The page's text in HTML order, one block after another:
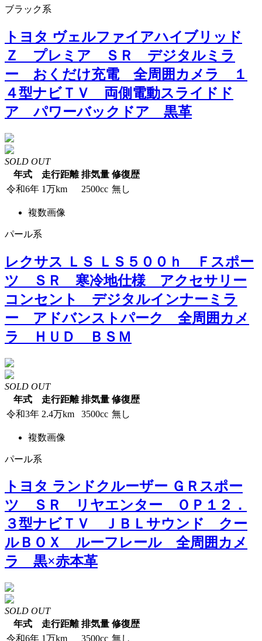
ブラック系
トヨタ ヴェルファイアハイブリッド
Ｚ プレミア ＳＲ デジタルミラ
ー おくだけ充電 全周囲カメラ １
４型ナビＴＶ 両側電動スライドド
ア パワーバックドア 黒革
SOLD OUT
年式
走行距離 排気量 修復歴
令和6年 1万km 2500cc 無し
複数画像
パール系
レクサス ＬＳ ＬＳ５００ｈ Ｆスポー
ツ ＳＲ 寒冷地仕様 アクセサリー
コンセント デジタルインナーミラ
ー アドバンストパーク 全周囲カメ
ラ ＨＵＤ ＢＳＭ
SOLD OUT
年式
走行距離 排気量 修復歴
令和3年 2.4万km 3500cc 無し
複数画像
パール系
トヨタ ランドクルーザー ＧＲスポー
ツ ＳＲ リヤエンター ＯＰ１２．
３型ナビＴＶ ＪＢＬサウンド クー
ルＢＯＸ ルーフレール 全周囲カメ
ラ 黒×赤本革
SOLD OUT
年式
走行距離 排気量 修復歴
令和6年 1万km 3500cc 無し